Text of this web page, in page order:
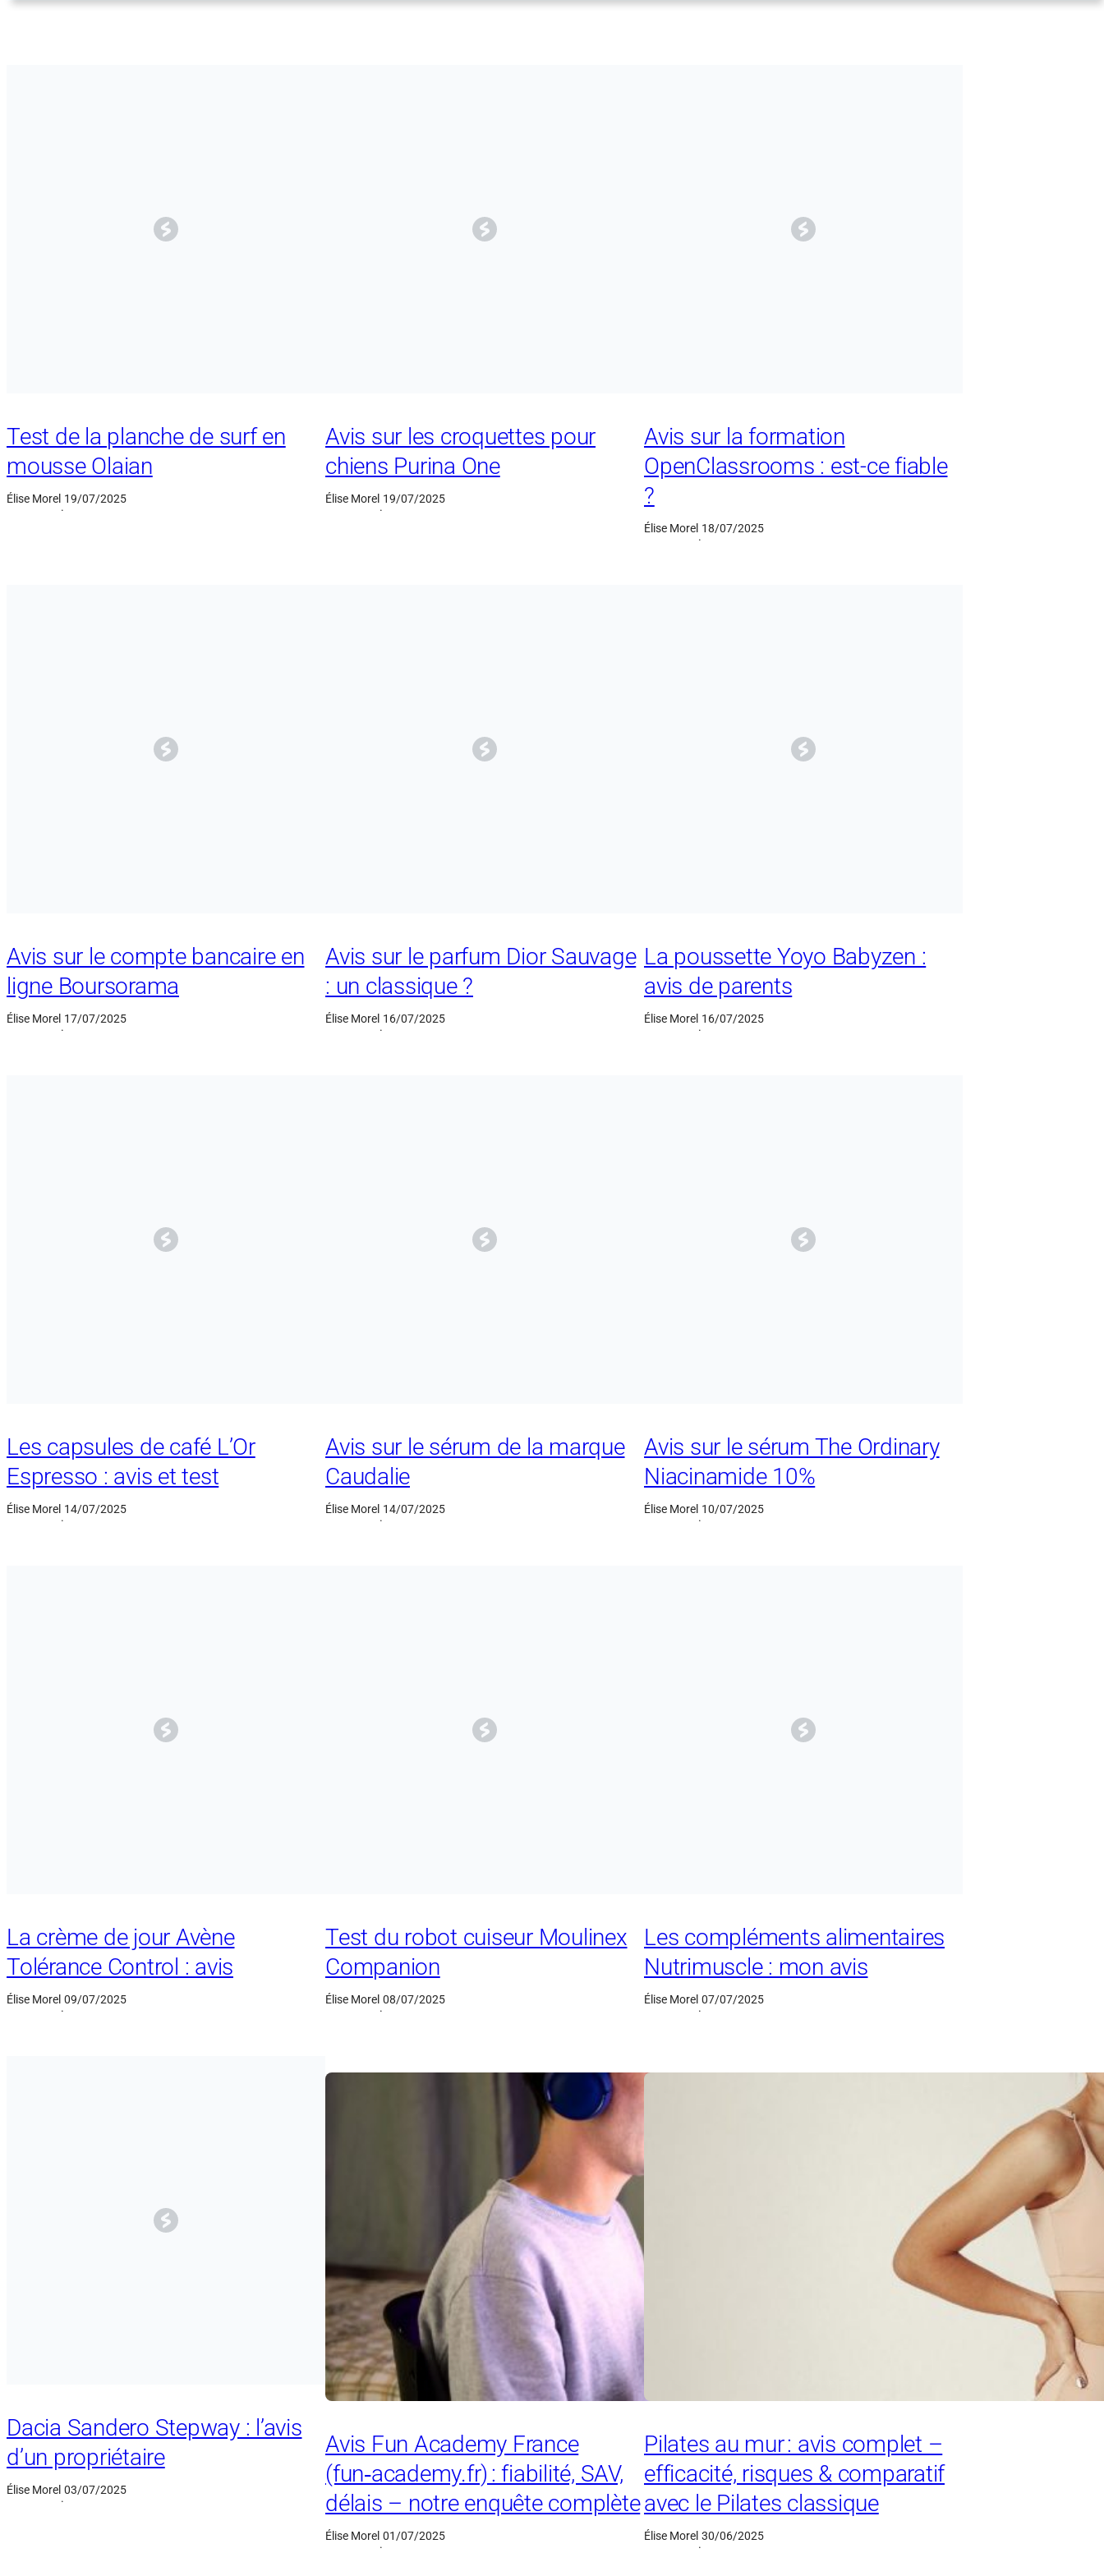
Test de la planche de surf en
mousse Olaian
Élise Morel
·
19/07/2025
Avis sur les croquettes pour
chiens Purina One
Élise Morel
·
19/07/2025
Avis sur la formation
OpenClassrooms : est-ce fiable
?
Élise Morel
·
18/07/2025
Avis sur le compte bancaire en
ligne Boursorama
Élise Morel
·
17/07/2025
Avis sur le parfum Dior Sauvage
: un classique ?
Élise Morel
·
16/07/2025
La poussette Yoyo Babyzen :
avis de parents
Élise Morel
·
16/07/2025
Les capsules de café L’Or
Espresso : avis et test
Élise Morel
·
14/07/2025
Avis sur le sérum de la marque
Caudalie
Élise Morel
·
14/07/2025
Avis sur le sérum The Ordinary
Niacinamide 10%
Élise Morel
·
10/07/2025
La crème de jour Avène
Tolérance Control : avis
Élise Morel
·
09/07/2025
Test du robot cuiseur Moulinex
Companion
Élise Morel
·
08/07/2025
Les compléments alimentaires
Nutrimuscle : mon avis
Élise Morel
·
07/07/2025
Dacia Sandero Stepway : l’avis
d’un propriétaire
Élise Morel
·
03/07/2025
Avis Fun Academy France
(fun‑academy.fr) : fiabilité, SAV,
délais – notre enquête complète
Élise Morel
·
01/07/2025
Pilates au mur : avis complet –
efficacité, risques & comparatif
avec le Pilates classique
Élise Morel
·
30/06/2025